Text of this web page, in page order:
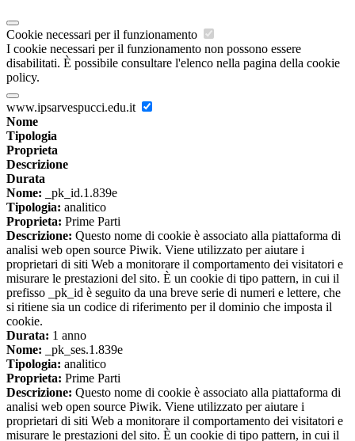
Cookie necessari per il funzionamento
I cookie necessari per il funzionamento non possono essere
disabilitati. È possibile consultare l'elenco nella pagina della cookie
policy.
www.ipsarvespucci.edu.it
Nome
Tipologia
Proprieta
Descrizione
Durata
Nome: _pk_id.1.839e
Tipologia: analitico
Proprieta: Prime Parti
Descrizione: Questo nome di cookie è associato alla piattaforma di
analisi web open source Piwik. Viene utilizzato per aiutare i
proprietari di siti Web a monitorare il comportamento dei visitatori e
misurare le prestazioni del sito. È un cookie di tipo pattern, in cui il
prefisso _pk_id è seguito da una breve serie di numeri e lettere, che
si ritiene sia un codice di riferimento per il dominio che imposta il
cookie.
Durata: 1 anno
Nome: _pk_ses.1.839e
Tipologia: analitico
Proprieta: Prime Parti
Descrizione: Questo nome di cookie è associato alla piattaforma di
analisi web open source Piwik. Viene utilizzato per aiutare i
proprietari di siti Web a monitorare il comportamento dei visitatori e
misurare le prestazioni del sito. È un cookie di tipo pattern, in cui il